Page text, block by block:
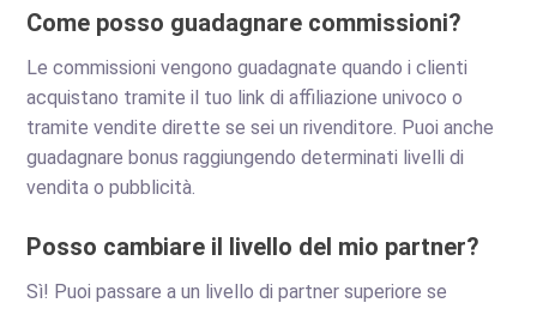
Come posso guadagnare commissioni?
Le commissioni vengono guadagnate quando i clienti
acquistano tramite il tuo link di affiliazione univoco o
tramite vendite dirette se sei un rivenditore. Puoi anche
guadagnare bonus raggiungendo determinati livelli di
vendita o pubblicità.
Posso cambiare il livello del mio partner?
Sì! Puoi passare a un livello di partner superiore se